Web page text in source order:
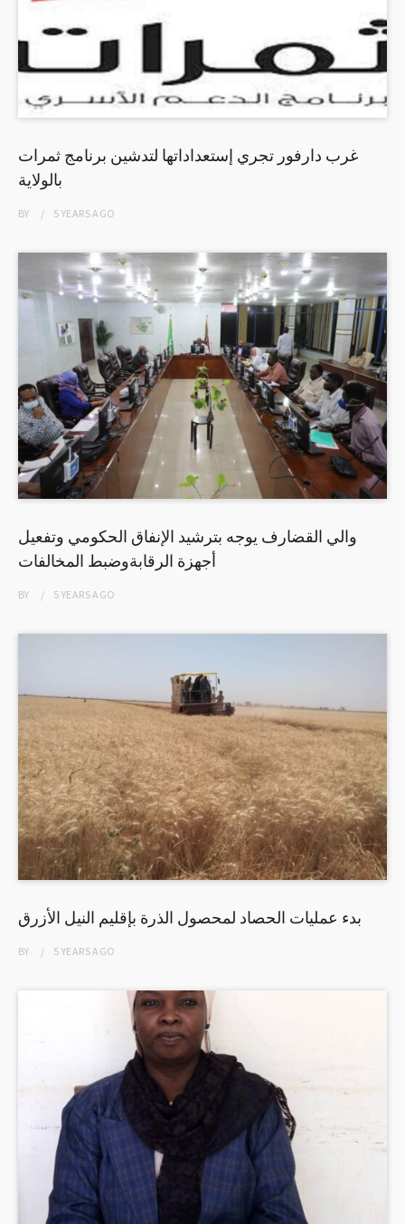
غرب دارفور تجري إستعداداتها لتدشين برنامج ثمرات
بالولاية
BY 5 YEARSAGO
والي القضارف يوجه بترشيد الإنفاق الحكومي وتفعيل
أجهزة الرقابةوضبط المخالفات
BY 5 YEARSAGO
بدء عمليات الحصاد لمحصول الذرة بإقليم النيل الأزرق
BY 5 YEARSAGO